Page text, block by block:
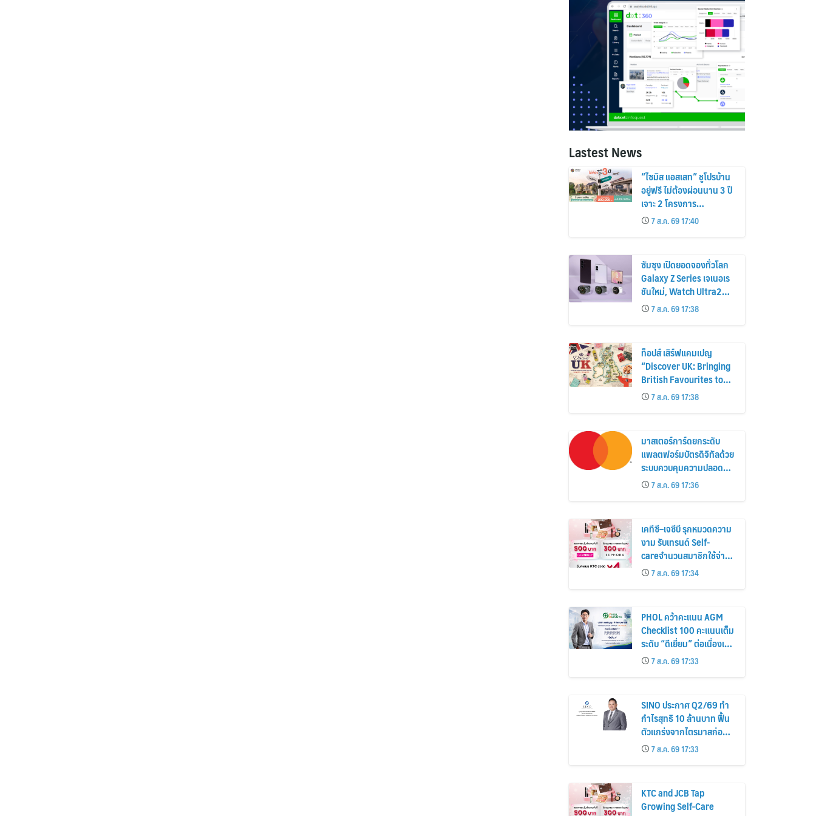
Lastest News
“ไซมิส แอสเสท” ชูโปรบ้าน
อยู่ฟรี ไม่ต้องผ่อนนาน 3 ปี
เจาะ 2 โครงการ
“Siamese Holm–
Siamese Blossom”
พร้อมส่วนลดและสิทธิพิเศษ
ถึง 31 สิงหาคม 2569
7 ส.ค. 69 17:40
ซัมซุง เปิดยอดจองทั่วโลก
Galaxy Z Series เจเนอเร
ชันใหม่, Watch Ultra2
และ Watch9 สูงกว่ารุ่น
ก่อนหน้ากว่า 30%
7 ส.ค. 69 17:38
ท็อปส์ เสิร์ฟแคมเปญ
“Discover UK: Bringing
British Favourites to
You” ขนทัพของอร่อยและ
ไอเท็มฮิตจากสหราช
อาณาจักร ส่งตรงถึงมือ
ตั้งแต่วันนี้ – 18 สิงหาคมนี้
7 ส.ค. 69 17:38
มาสเตอร์การ์ดยกระดับ
แพลตฟอร์มบัตรดิจิทัลด้วย
ระบบควบคุมความปลอดภัย
ใหม่7 ส.ค. 69 17:36
เคทีซี–เจซีบี รุกหมวดความ
งาม รับเทรนด์ Self-
careจำนวนสมาชิกใช้จ่าย
หมวดเครื่องสำอางเพิ่ม
26%
7 ส.ค. 69 17:34
PHOL คว้าคะแนน AGM
Checklist 100 คะแนนเต็ม
ระดับ “ดีเยี่ยม” ต่อเนื่องเป็น
ปีที่ 7 ตอกย้ำการดำเนิน
ธุรกิจตามหลักธรรมาภิบาล
โปร่งใส สร้างความเชื่อมั่นผู้
7 ส.ค. 69 17:33
SINO ประกาศ Q2/69 ทำ
กำไรสุทธิ 10 ล้านบาท ฟื้น
ตัวแกร่งจากไตรมาสก่อน
เตรียมจ่ายปันผลระหว่าง
กาล 0.014423 บาทต่อหุ้น
ครึ่งปีหลังมุ่งเติบโตต่อเนื่อง
7 ส.ค. 69 17:33
KTC and JCB Tap
Growing Self-Care